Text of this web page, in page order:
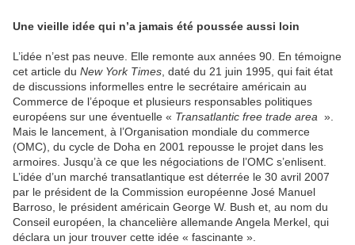
Une vieille idée qui n’a jamais été poussée aussi loin
L’idée n’est pas neuve. Elle remonte aux années 90. En témoigne
cet article du New York Times , daté du 21 juin 1995, qui fait état
de discussions informelles entre le secrétaire américain au
Commerce de l’époque et plusieurs responsables politiques
européens sur une éventuelle « Transatlantic free trade area ».
Mais le lancement, à l’Organisation mondiale du commerce
(OMC), du cycle de Doha en 2001 repousse le projet dans les
armoires. Jusqu’à ce que les négociations de l’OMC s’enlisent.
L’idée d’un marché transatlantique est déterrée le 30 avril 2007
par le président de la Commission européenne José Manuel
Barroso, le président américain George W. Bush et, au nom du
Conseil européen, la chancelière allemande Angela Merkel, qui
déclara un jour trouver cette idée « fascinante ».